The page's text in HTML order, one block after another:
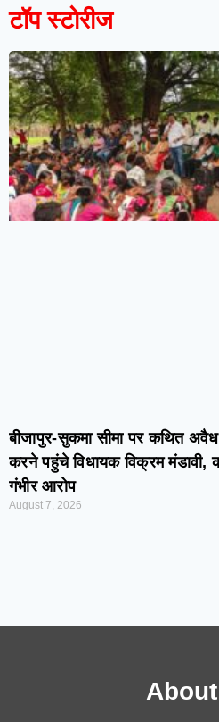
टॉप स्टोरीज
बीजापुर-सुकमा सीमा पर कथित अवैध
करने पहुंचे विधायक विक्रम मंडावी,
गंभीर आरोप
August 7, 2026